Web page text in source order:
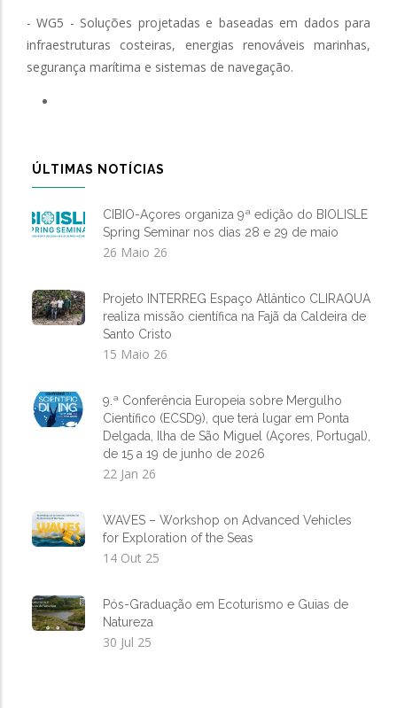
- WG5 - Soluções projetadas e baseadas em dados para
infraestruturas costeiras, energias renováveis marinhas,
segurança marítima e sistemas de navegação.
ÚLTIMAS NOTÍCIAS
CIBIO-Açores organiza 9ª edição do BIOLISLE
Spring Seminar nos dias 28 e 29 de maio
26 Maio 26
Projeto INTERREG Espaço Atlântico CLIRAQUA
realiza missão científica na Fajã da Caldeira de
Santo Cristo
15 Maio 26
9.ª Conferência Europeia sobre Mergulho
Científico (ECSD9), que terá lugar em Ponta
Delgada, Ilha de São Miguel (Açores, Portugal),
de 15 a 19 de junho de 2026
22 Jan 26
WAVES – Workshop on Advanced Vehicles
for Exploration of the Seas
14 Out 25
Pós-Graduação em Ecoturismo e Guias de
Natureza
30 Jul 25